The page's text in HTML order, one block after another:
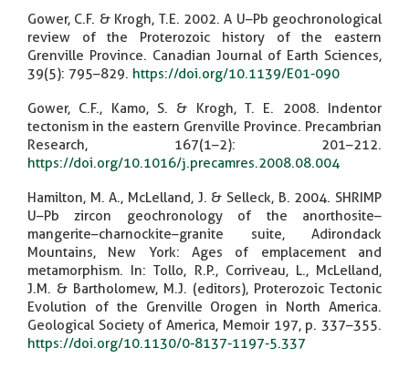
Gower, C.F. & Krogh, T.E. 2002. A U–Pb geochronological
review of the Proterozoic history of the eastern
Grenville Province. Canadian Journal of Earth Sciences,
39(5): 795–829. https://doi.org/10.1139/E01-090
Gower, C.F., Kamo, S. & Krogh, T. E. 2008. Indentor
tectonism in the eastern Grenville Province. Precambrian
Research, 167(1–2): 201–212.
https://doi.org/10.1016/j.precamres.2008.08.004
Hamilton, M. A., McLelland, J. & Selleck, B. 2004. SHRIMP
U–Pb zircon geochronology of the anorthosite–
mangerite–charnockite–granite suite, Adirondack
Mountains, New York: Ages of emplacement and
metamorphism. In: Tollo, R.P., Corriveau, L., McLelland,
J.M. & Bartholomew, M.J. (editors), Proterozoic Tectonic
Evolution of the Grenville Orogen in North America.
Geological Society of America, Memoir 197, p. 337–355.
https://doi.org/10.1130/0-8137-1197-5.337